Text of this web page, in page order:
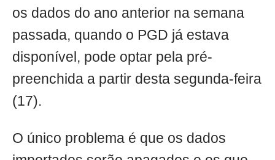
os dados do ano anterior na semana
passada, quando o PGD já estava
disponível, pode optar pela pré-
preenchida a partir desta segunda-feira
(17).
O único problema é que os dados